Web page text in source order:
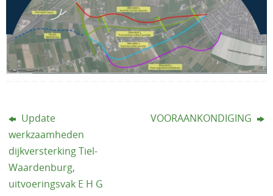
Update
werkzaamheden
dijkversterking Tiel-
Waardenburg,
uitvoeringsvak E H G
VOORAANKONDIGING